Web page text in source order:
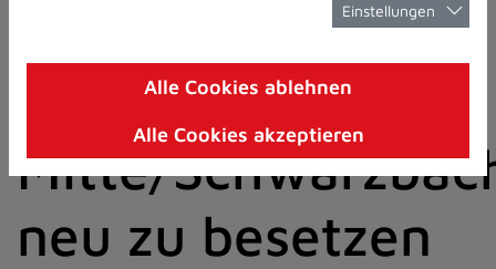
8)Schiedsamt für
den Bezirk
Mitte/
neu zu besetzen
Einstellungen
Alle Cookies ablehnen
Alle Cookies akzeptieren